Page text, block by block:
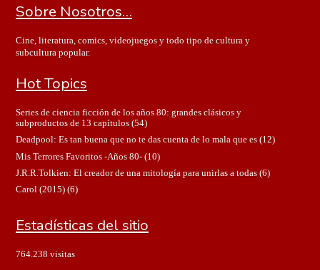
Sobre Nosotros…
Cine, literatura, comics, videojuegos y todo tipo de cultura y
subcultura popular.
Hot Topics
Series de ciencia ficción de los años 80: grandes clásicos y
subproductos de 13 capítulos(54)
Deadpool: Es tan buena que no te das cuenta de lo mala que es(12)
Mis Terrores Favoritos -Años 80-(10)
J.R.R.Tolkien: El creador de una mitología para unirlas a todas(6)
Carol (2015)(6)
Estadísticas del sitio
764.238 visitas